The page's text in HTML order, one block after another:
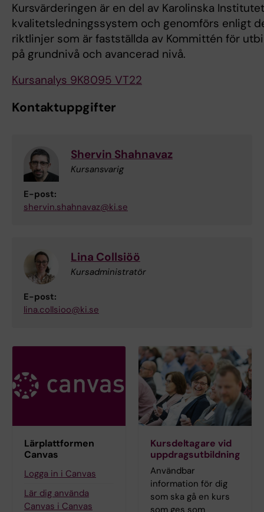
Kursvärderingen är en del av Karolinska
kvalitetsledningssystem och genomförs enligt
riktlinjer som är fastställda av Kommittén för
på grundnivå och avancerad nivå.
Kursanalys 9K8095 VT22
Kontaktuppgifter
Shervin Shahnavaz
Kursansvarig
E-post:
shervin.shahnavaz@ki.se
Lina Collsiöö
Kursadministratör
E-post:
lina.collsioo@ki.se
Lärplattformen
Canvas
Logga in i Canvas
Lär dig använda
Canvas i Canvas
Kursdeltagare vid
uppdragsutbildning
Användbar
information för dig
som ska gå en kurs
som ges som